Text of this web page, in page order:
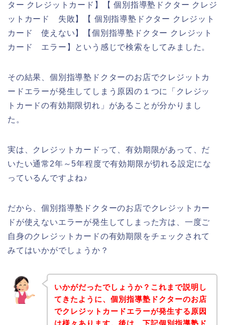
ター クレジットカード】【 個別指導塾ドクター クレジ
ットカード 失敗】【 個別指導塾ドクター クレジット
カード 使えない】【個別指導塾ドクター クレジット
カード エラー】という感じで検索をしてみました。
その結果、個別指導塾ドクターのお店でクレジットカ
ードエラーが発生してしまう原因の１つに「クレジッ
トカードの有効期限切れ」があることが分かりまし
た。
実は、クレジットカードって、有効期限があって、だ
いたい通常2年～5年程度で有効期限が切れる設定にな
っているんですよね♪
だから、個別指導塾ドクターのお店でクレジットカー
ドが使えないエラーが発生してしまった方は、一度ご
自身のクレジットカードの有効期限をチェックされて
みてはいかがでしょうか？
いかがだったでしょうか？これまで説明し
てきたように、個別指導塾ドクターのお店
でクレジットカードエラーが発生する原因
は様々あります。後は、下記個別指導塾ド